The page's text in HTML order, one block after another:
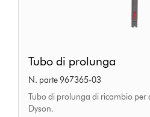
di
prolunga
Tubo di prolunga
N. parte 967365-03
Tubo di prolunga di ricambio per
Dyson.